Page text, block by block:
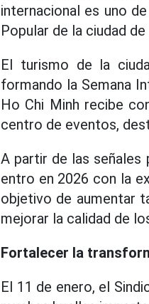
internacional es uno
Popular de la ciudad
El turismo de la
formando la Semana
Ho Chi Minh recibe
centro de eventos,
A partir de las señales
entro en 2026 con la
objetivo de aumentar
mejorar la calidad de
Fortalecer la
El 11 de enero, el